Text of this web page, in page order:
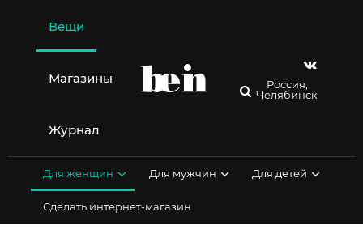
содержимому
Вещи
Магазины
Журнал
Россия,
Челябинск
Для женщин Для мужчин Для детей
Сделать интернет-магазин